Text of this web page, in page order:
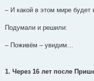
– И какой в этом мире будет
Подумали и решили:
– Поживём – увидим…
1. Через 16 лет после